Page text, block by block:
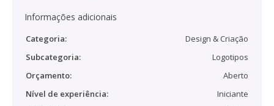
Informações adicionais
Categoria:
Design & Criação
Subcategoria:
Logotipos
Orçamento:
Aberto
Nível de experiência:
Iniciante